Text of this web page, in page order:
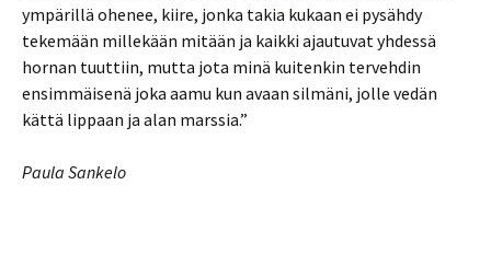
ympärillä ohenee, kiire, jonka takia kukaan ei pysähdy
tekemään millekään mitään ja kaikki ajautuvat yhdessä
hornan tuuttiin, mutta jota minä kuitenkin tervehdin
ensimmäisenä joka aamu kun avaan silmäni, jolle vedän
kättä lippaan ja alan marssia.”
Paula Sankelo